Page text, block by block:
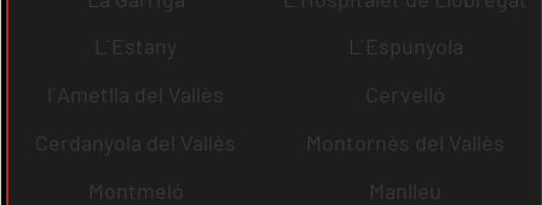
L´Estany
L´Espunyola
l´Ametlla del Vallès
Cervelló
Cerdanyola del Vallès
Montornès del Vallès
Montmeló
Manlleu